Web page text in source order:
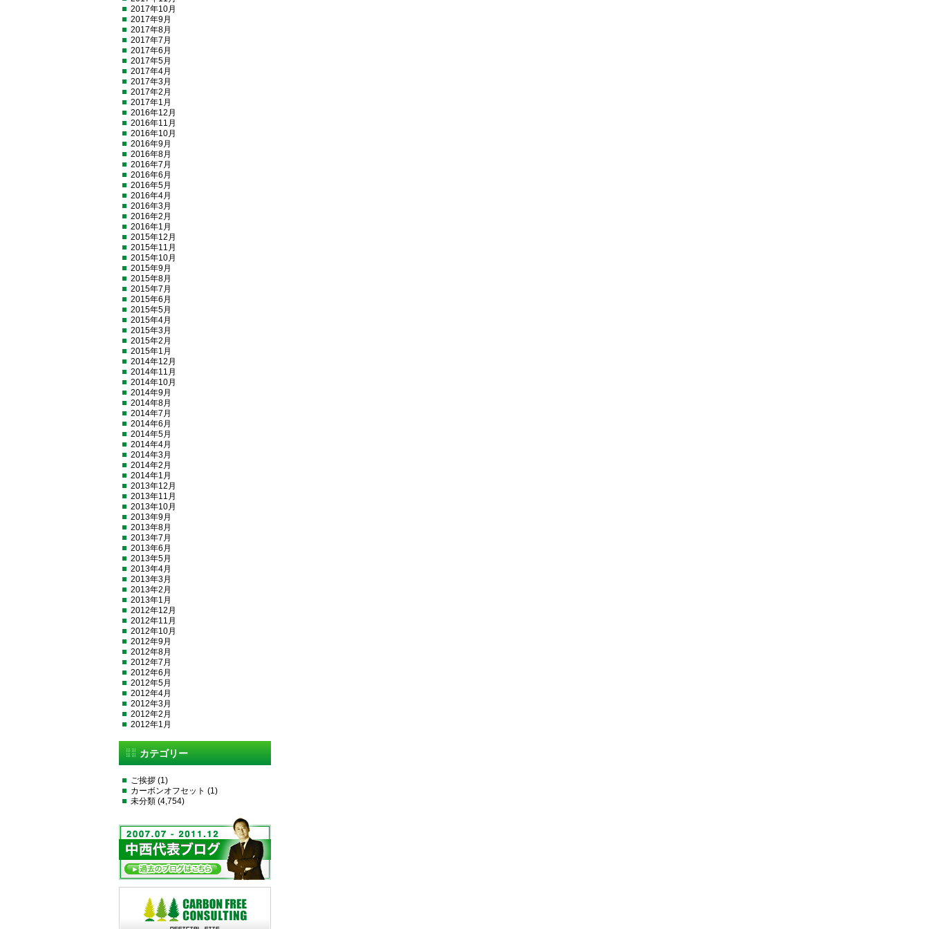
2017年10月
2017年9月
2017年8月
2017年7月
2017年6月
2017年5月
2017年4月
2017年3月
2017年2月
2017年1月
2016年12月
2016年11月
2016年10月
2016年9月
2016年8月
2016年7月
2016年6月
2016年5月
2016年4月
2016年3月
2016年2月
2016年1月
2015年12月
2015年11月
2015年10月
2015年9月
2015年8月
2015年7月
2015年6月
2015年5月
2015年4月
2015年3月
2015年2月
2015年1月
2014年12月
2014年11月
2014年10月
2014年9月
2014年8月
2014年7月
2014年6月
2014年5月
2014年4月
2014年3月
2014年2月
2014年1月
2013年12月
2013年11月
2013年10月
2013年9月
2013年8月
2013年7月
2013年6月
2013年5月
2013年4月
2013年3月
2013年2月
2013年1月
2012年12月
2012年11月
2012年10月
2012年9月
2012年8月
2012年7月
2012年6月
2012年5月
2012年4月
2012年3月
2012年2月
2012年1月
カテゴリー
ご挨拶 (1)
カーボンオフセット (1)
未分類 (4,754)